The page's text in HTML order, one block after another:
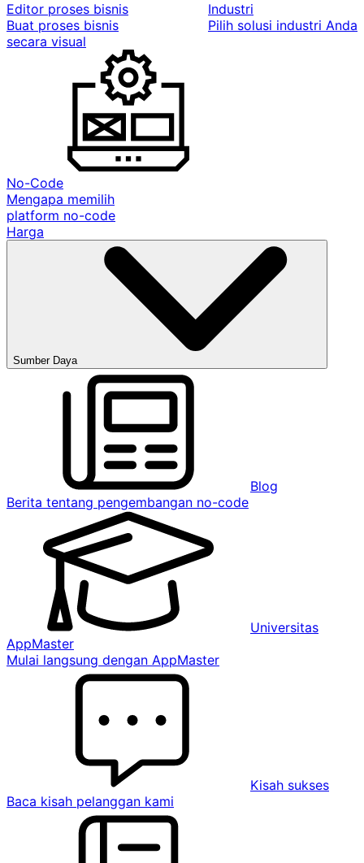
Editor proses bisnis
Buat proses bisnis
secara visual
Industri
Pilih solusi industri Anda
No-Code
Mengapa memilih
platform no-code
Harga
Sumber Daya
Blog
Berita tentang pengembangan no-code
Universitas
AppMaster
Mulai langsung dengan AppMaster
Kisah sukses
Baca kisah pelanggan kami